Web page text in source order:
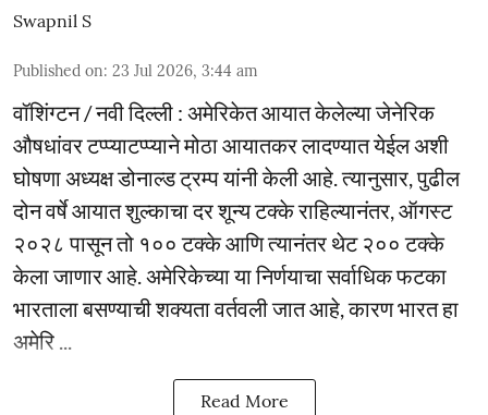
Swapnil S
Published on: 23 Jul 2026, 3:44 am
वॉशिंग्टन / नवी दिल्ली : अमेरिकेत आयात केलेल्या जेनेरिक
औषधांवर टप्प्याटप्प्याने मोठा आयातकर लादण्यात येईल अशी
घोषणा अध्यक्ष डोनाल्ड ट्रम्प यांनी केली आहे. त्यानुसार, पुढील
दोन वर्षे आयात शुल्काचा दर शून्य टक्के राहिल्यानंतर, ऑगस्ट
२०२८ पासून तो १०० टक्के आणि त्यानंतर थेट २०० टक्के
केला जाणार आहे. अमेरिकेच्या या निर्णयाचा सर्वाधिक फटका
भारताला बसण्याची शक्यता वर्तवली जात आहे, कारण भारत हा
अमेरि ...
Read More